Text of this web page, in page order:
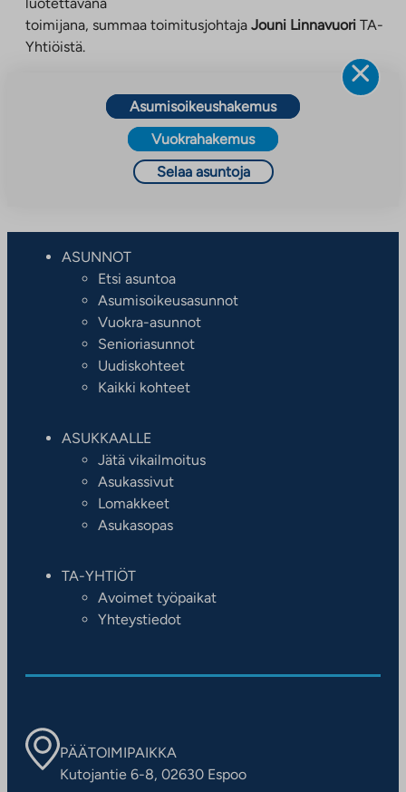
toimijana, summaa toimitusjohtaja Jouni Linnavuori TA-
Yhtiöistä.
Asumisoikeushakemus
Vuokrahakemus
Selaa asuntoja
ASUNNOT
Etsi asuntoa
Asumisoikeusasunnot
Vuokra-asunnot
Senioriasunnot
Uudiskohteet
Kaikki kohteet
ASUKKAALLE
Jätä vikailmoitus
Asukassivut
Lomakkeet
Asukasopas
TA-YHTIÖT
Avoimet työpaikat
Yhteystiedot
PÄÄTOIMIPAIKKA
Kutojantie 6-8, 02630 Espoo